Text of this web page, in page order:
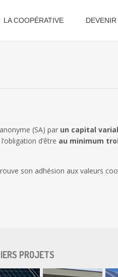
LA COOPÉRATIVE DEVENIR
(SA) par un capital
d’être au minimum
son adhésion aux valeurs
PROJETS